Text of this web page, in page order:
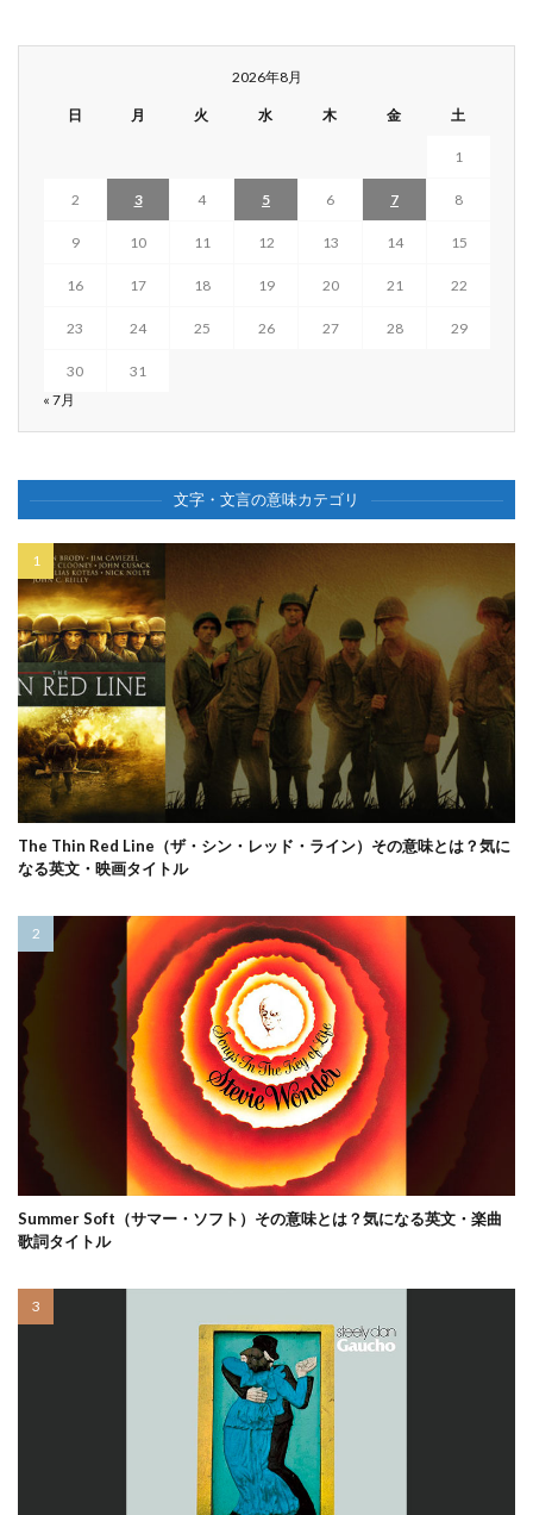
2026年8月
日 月 火 水 木 金 土
1
2 3 4 5 6 7 8
9 10 11 12 13 14 15
16 17 18 19 20 21 22
23 24 25 26 27 28 29
30
31
« 7月
文字・文言の意味カテゴリ
The Thin Red Line（ザ・シン・レッド・ライン）その意味とは？気に
なる英文・映画タイトル
Summer Soft（サマー・ソフト）その意味とは？気になる英文・楽曲
歌詞タイトル